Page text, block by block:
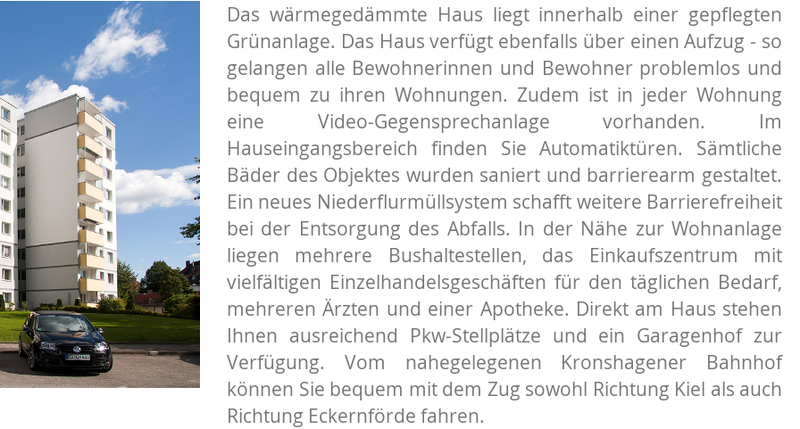
Das wärmegedämmte Haus liegt innerhalb einer gepflegten
Grünanlage. Das Haus verfügt ebenfalls über einen Aufzug - so
gelangen alle Bewohnerinnen und Bewohner problemlos und
bequem zu ihren Wohnungen. Zudem ist in jeder Wohnung
eine Video-Gegensprechanlage vorhanden. Im
Hauseingangsbereich finden Sie Automatiktüren. Sämtliche
Bäder des Objektes wurden saniert und barrierearm gestaltet.
Ein neues Niederflurmüllsystem schafft weitere Barrierefreiheit
bei der Entsorgung des Abfalls. In der Nähe zur Wohnanlage
liegen mehrere Bushaltestellen, das Einkaufszentrum mit
vielfältigen Einzelhandelsgeschäften für den täglichen Bedarf,
mehreren Ärzten und einer Apotheke. Direkt am Haus stehen
Ihnen ausreichend Pkw-Stellplätze und ein Garagenhof zur
Verfügung. Vom nahegelegenen Kronshagener Bahnhof
können Sie bequem mit dem Zug sowohl Richtung Kiel als auch
Richtung Eckernförde fahren.